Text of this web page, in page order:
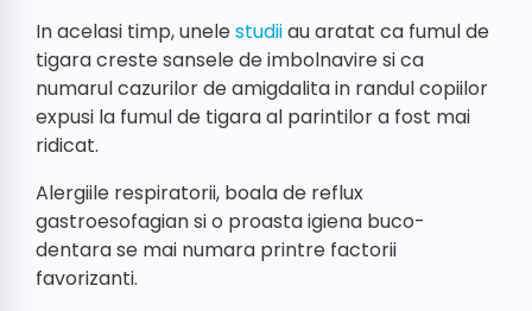
In acelasi timp, unelestudiiau aratat ca fumul de
tigara creste sansele de imbolnavire si ca
numarul cazurilor de amigdalita in randul copiilor
expusi la fumul de tigara al parintilor a fost mai
ridicat.
Alergiile respiratorii, boala de reflux
gastroesofagian si o proasta igiena buco-
dentara se mai numara printre factorii
favorizanti.